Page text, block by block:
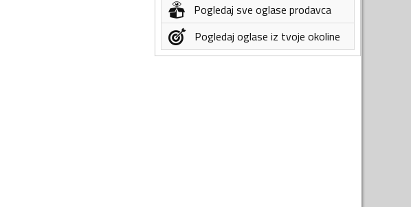
Pogledaj sve oglase prodavca
Pogledaj oglase iz tvoje okoline